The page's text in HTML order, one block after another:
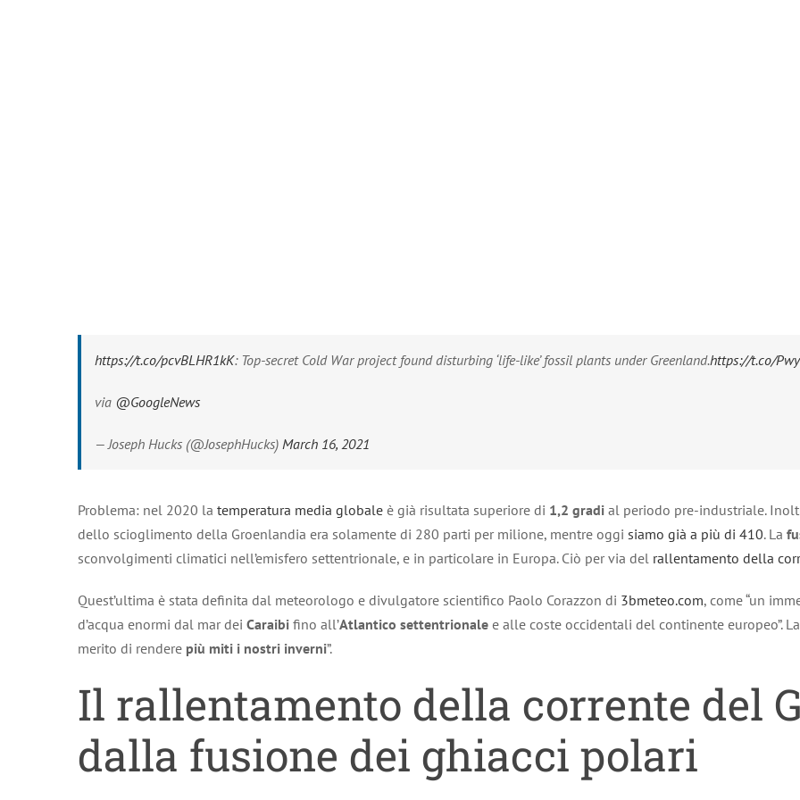
https://t.co/pcvBLHR1kK: Top-secret Cold War project found disturbing ‘life-like’ fossil plants under Greenland.https://t.co/
via @GoogleNews
— Joseph Hucks (@JosephHucks) March 16, 2021
Problema: nel 2020 la temperatura media globale è già risultata superiore di 1,2 gradi al periodo pre-industriale.
dello scioglimento della Groenlandia era solamente di 280 parti per milione, mentre oggi siamo già a più di 410. La
sconvolgimenti climatici nell’emisfero settentrionale, e in particolare in Europa. Ciò per via del rallentamento della
Quest’ultima è stata definita dal meteorologo e divulgatore scientifico Paolo Corazzon di 3bmeteo.com, come “un
d’acqua enormi dal mar dei Caraibi fino all’Atlantico settentrionale e alle coste occidentali del continente europeo”.
merito di rendere più miti i nostri inverni”.
Il rallentamento della corrente del
dalla fusione dei ghiacci polari